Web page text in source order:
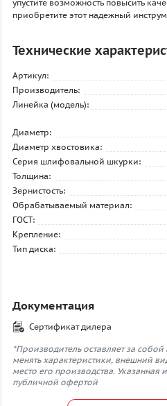
упустите возможность повысить
приобретите этот надежный
Технические
Артикул:
Производитель:
Линейка (модель):
Диаметр:
Диаметр хвостовика:
Серия шлифовальной шкурки:
Толщина:
Зернистость:
Обрабатываемый материал:
ГОСТ:
Крепление:
Тип диска:
Документация
Сертификат дилера
*Производитель оставляет за
менять характеристики, внешний
место его производства.
публичной офертой